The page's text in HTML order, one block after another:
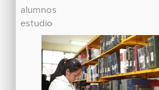
alumnos
estudio